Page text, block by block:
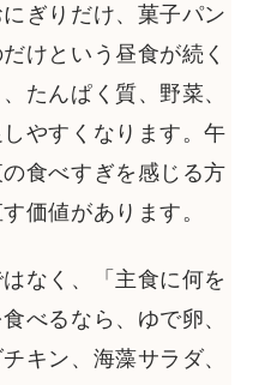
ぎりだけ、菓子パン
けという昼食が続く
たんぱく質、野菜、
やすくなります。午
食べすぎを感じる方
価値があります。
なく、「主食に何を
べるなら、ゆで卵、
キン、海藻サラダ、